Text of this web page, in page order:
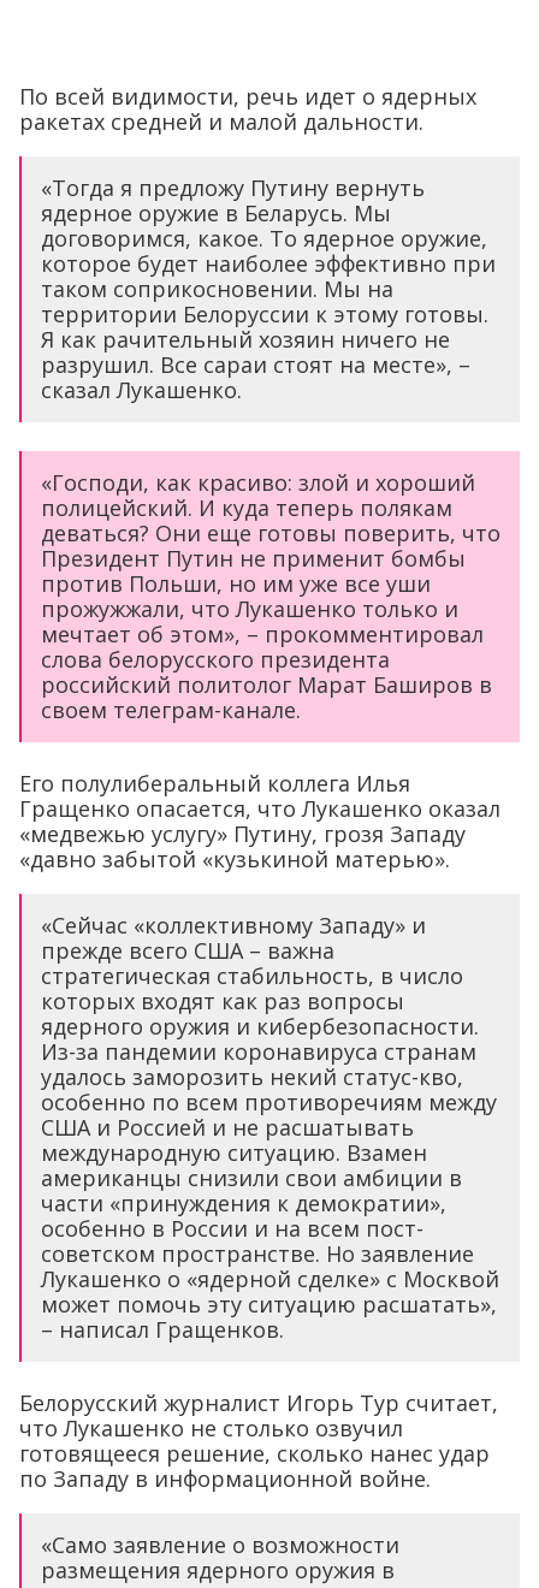
По всей видимости, речь идет о ядерных
ракетах средней и малой дальности.
«Тогда я предложу Путину вернуть
ядерное оружие в Беларусь. Мы
договоримся, какое. То ядерное оружие,
которое будет наиболее эффективно при
таком соприкосновении. Мы на
территории Белоруссии к этому готовы.
Я как рачительный хозяин ничего не
разрушил. Все сараи стоят на месте», –
сказал Лукашенко.
«Господи, как красиво: злой и хороший
полицейский. И куда теперь полякам
деваться? Они еще готовы поверить, что
Президент Путин не применит бомбы
против Польши, но им уже все уши
прожужжали, что Лукашенко только и
мечтает об этом», – прокомментировал
слова белорусского президента
российский политолог Марат Баширов в
своем телеграм-канале.
Его полулиберальный коллега Илья
Гращенко опасается, что Лукашенко оказал
«медвежью услугу» Путину, грозя Западу
«давно забытой «кузькиной матерью».
«Сейчас «коллективному Западу» и
прежде всего США – важна
стратегическая стабильность, в число
которых входят как раз вопросы
ядерного оружия и кибербезопасности.
Из-за пандемии коронавируса странам
удалось заморозить некий статус-кво,
особенно по всем противоречиям между
США и Россией и не расшатывать
международную ситуацию. Взамен
американцы снизили свои амбиции в
части «принуждения к демократии»,
особенно в России и на всем пост-
советском пространстве. Но заявление
Лукашенко о «ядерной сделке» с Москвой
может помочь эту ситуацию расшатать»,
– написал Гращенков.
Белорусский журналист Игорь Тур считает,
что Лукашенко не столько озвучил
готовящееся решение, сколько нанес удар
по Западу в информационной войне.
«Само заявление о возможности
размещения ядерного оружия в